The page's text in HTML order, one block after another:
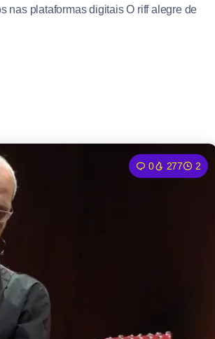
nas plataformas digitais O riff alegre de
0 277 2